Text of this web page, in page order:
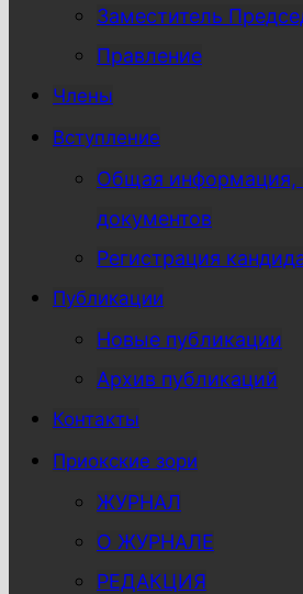
Заместитель
Правление
Члены
Вступление
Общая информация,
документов
Регистрация
Публикации
Новые публикации
Архив публикаций
Контакты
Приокские зори
ЖУРНАЛ
О ЖУРНАЛЕ
РЕДАКЦИЯ